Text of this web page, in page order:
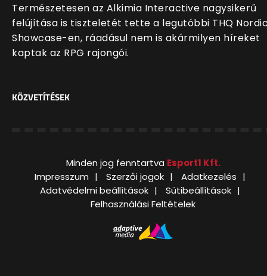
Természetesen az Alkimia Interactive nagysikerű
felújítása is tiszteletét tette a legutóbbi THQ
Showcase-en, ráadásul nem is akármilyen híreket
kaptak az RPG rajongói.
KÖZVETÍTÉSEK
Minden jog fenntartva Esport1 Kft.
Impresszum
Szerzői jogok
Adatkezelés
Adatvédelmi beállítások
Sütibeállítások
Felhasználási Feltételek